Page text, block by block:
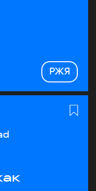
РЖЯ